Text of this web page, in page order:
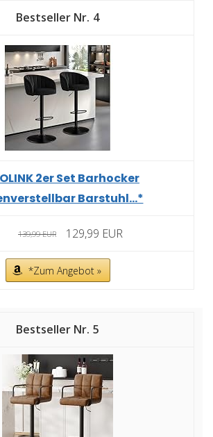
4
2er Set Barhocker
Barstuhl...*
139,99 EUR 129,99 EUR
*Zum Angebot »
5